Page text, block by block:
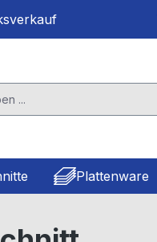
Plattenware